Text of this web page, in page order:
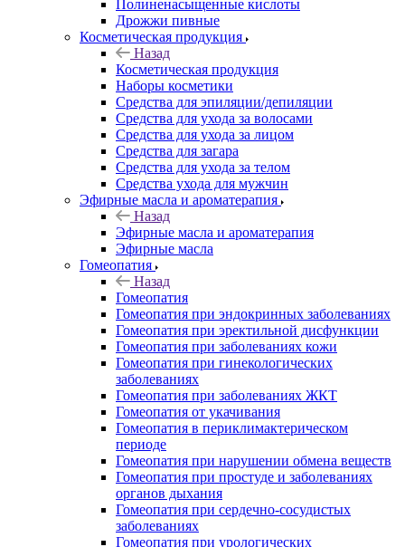
Полиненасыщенные кислоты
Дрожжи пивные
Косметическая продукция
Назад
Косметическая продукция
Наборы косметики
Средства для эпиляции/депиляции
Средства для ухода за волосами
Средства для ухода за лицом
Средства для загара
Средства для ухода за телом
Средства ухода для мужчин
Эфирные масла и ароматерапия
Назад
Эфирные масла и ароматерапия
Эфирные масла
Гомеопатия
Назад
Гомеопатия
Гомеопатия при эндокринных заболеваниях
Гомеопатия при эректильной дисфункции
Гомеопатия при заболеваниях кожи
Гомеопатия при гинекологических
заболеваниях
Гомеопатия при заболеваниях ЖКТ
Гомеопатия от укачивания
Гомеопатия в периклимактерическом
периоде
Гомеопатия при нарушении обмена веществ
Гомеопатия при простуде и заболеваниях
органов дыхания
Гомеопатия при сердечно-сосудистых
заболеваниях
Гомеопатия при урологических